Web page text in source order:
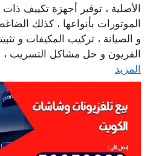
الأصلية ، توفير أجهزة تكييف
الموتورات بأنواعها ، كذلك
و الصيانة ، تركيب المكيفات و
الفريون و حل مشاكل التسريب ،
المزيد